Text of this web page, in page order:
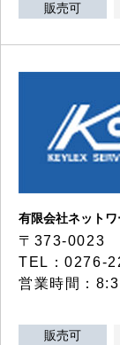
販売可
有限会社ネットワ
〒373-0023
TEL：0276-
営業時間：
販売可